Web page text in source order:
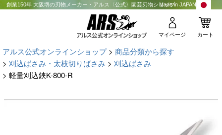
創業150年 大阪堺の刃物メーカー・アルス〈公式〉園芸刃物ショップMade in JAPAN
マイページ カート
アルス公式オンラインショップ
商品分類から探す
刈込ばさみ・太枝切りばさみ
刈込ばさみ
軽量刈込鋏K-800-R